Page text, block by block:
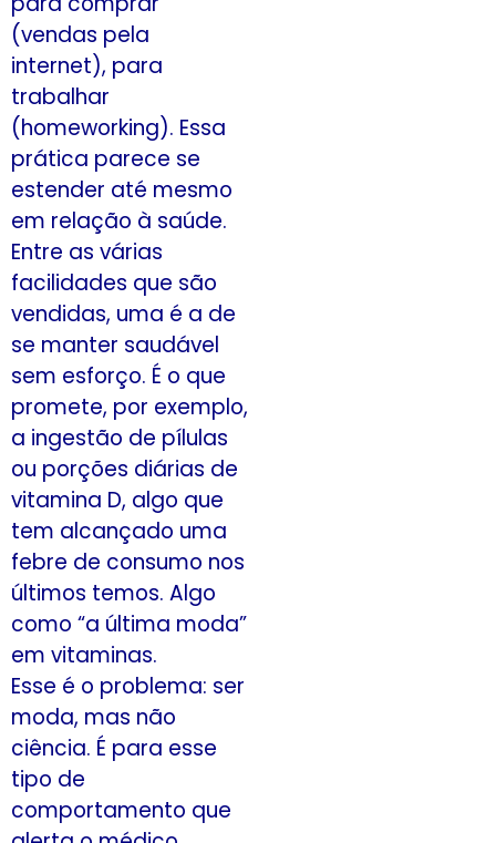
(vendas pela
internet), para
trabalhar
(homeworking). Essa
prática parece se
estender até mesmo
em relação à saúde.
Entre as várias
facilidades que são
vendidas, uma é a de
se manter saudável
sem esforço. É o que
promete, por exemplo,
a ingestão de pílulas
ou porções diárias de
vitamina D, algo que
tem alcançado uma
febre de consumo nos
últimos temos. Algo
como “a última moda”
em vitaminas.
Esse é o problema: ser
moda, mas não
ciência. É para esse
tipo de
comportamento que